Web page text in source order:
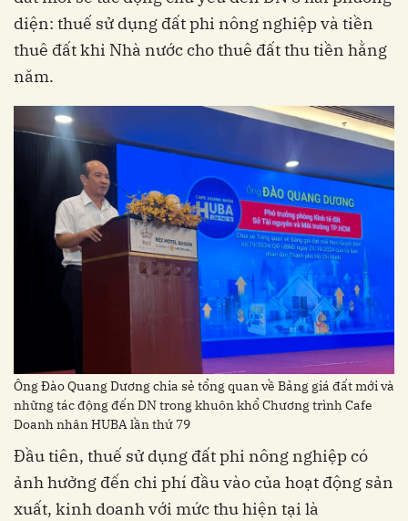
diện: thuế sử dụng đất phi nông nghiệp và tiền
thuê đất khi Nhà nước cho thuê đất thu tiền hằng
năm.
Ông Đào Quang Dương chia sẻ tổng quan về Bảng giá đất mới và
những tác động đến DN trong khuôn khổ Chương trình Cafe
Doanh nhân HUBA lần thứ 79
Đầu tiên, thuế sử dụng đất phi nông nghiệp có
ảnh hưởng đến chi phí đầu vào của hoạt động sản
xuất, kinh doanh với mức thu hiện tại là